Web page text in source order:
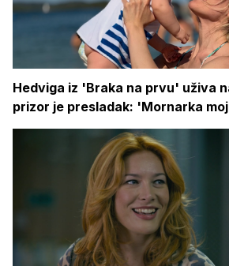
Hedviga iz 'Braka na prvu' uživa
prizor je presladak: 'Mornarka